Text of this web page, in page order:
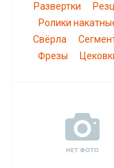
Развертки
Ролики
Свёрла
Фрезы